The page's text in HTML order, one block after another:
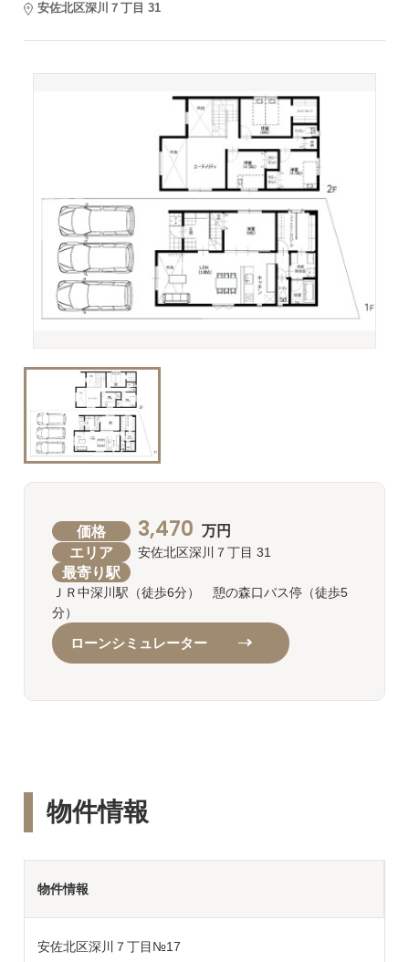
安佐北区深川７丁目 31
価格 3,470 万円
エリア 安佐北区深川７丁目 31
最寄り駅
ＪＲ中深川駅（徒歩6分） 憩の森口バス停（徒歩5
分）
ローンシミュレーター
物件情報
物件情報
安佐北区深川７丁目№17